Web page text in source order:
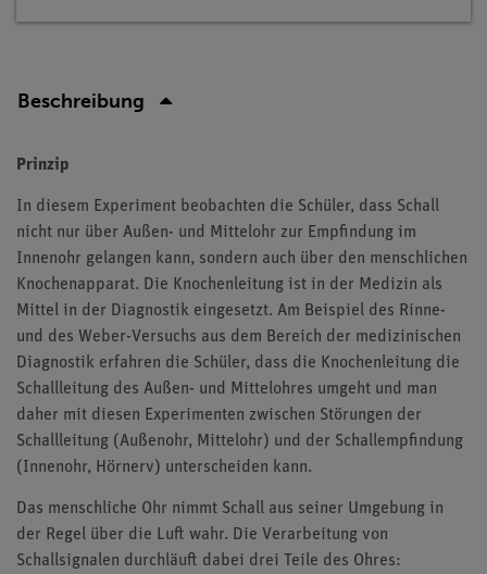
Beschreibung
Prinzip
In diesem Experiment beobachten die Schüler, dass Schall
nicht nur über Außen- und Mittelohr zur Empfindung im
Innenohr gelangen kann, sondern auch über den menschlichen
Knochenapparat. Die Knochenleitung ist in der Medizin als
Mittel in der Diagnostik eingesetzt. Am Beispiel des Rinne-
und des Weber-Versuchs aus dem Bereich der medizinischen
Diagnostik erfahren die Schüler, dass die Knochenleitung die
Schallleitung des Außen- und Mittelohres umgeht und man
daher mit diesen Experimenten zwischen Störungen der
Schallleitung (Außenohr, Mittelohr) und der Schallempfindung
(Innenohr, Hörnerv) unterscheiden kann.
Das menschliche Ohr nimmt Schall aus seiner Umgebung in
der Regel über die Luft wahr. Die Verarbeitung von
Schallsignalen durchläuft dabei drei Teile des Ohres: